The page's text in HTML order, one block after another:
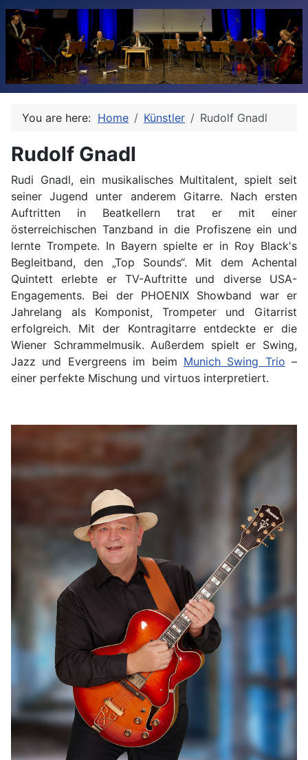
You are here: Home Künstler Rudolf Gnadl
Rudolf Gnadl
Rudi Gnadl, ein musikalisches Multitalent, spielt seit
seiner Jugend unter anderem Gitarre. Nach ersten
Auftritten in Beatkellern trat er mit einer
österreichischen Tanzband in die Profiszene ein und
lernte Trompete. In Bayern spielte er in Roy Black's
Begleitband, den „Top Sounds“. Mit dem Achental
Quintett erlebte er TV-Auftritte und diverse USA-
Engagements. Bei der PHOENIX Showband war er
Jahrelang als Komponist, Trompeter und Gitarrist
erfolgreich. Mit der Kontragitarre entdeckte er die
Wiener Schrammelmusik. Außerdem spielt er Swing,
Jazz und Evergreens im beim Munich Swing Trio –
einer perfekte Mischung und virtuos interpretiert.